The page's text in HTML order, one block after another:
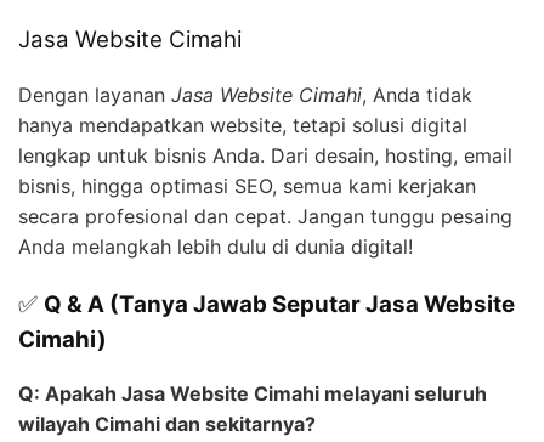
Jasa Website Cimahi
Dengan layanan Jasa Website Cimahi, Anda tidak
hanya mendapatkan website, tetapi solusi digital
lengkap untuk bisnis Anda. Dari desain, hosting, email
bisnis, hingga optimasi SEO, semua kami kerjakan
secara profesional dan cepat. Jangan tunggu pesaing
Anda melangkah lebih dulu di dunia digital!
✅ Q & A (Tanya Jawab Seputar Jasa Website
Cimahi)
Q: Apakah Jasa Website Cimahi melayani seluruh
wilayah Cimahi dan sekitarnya?